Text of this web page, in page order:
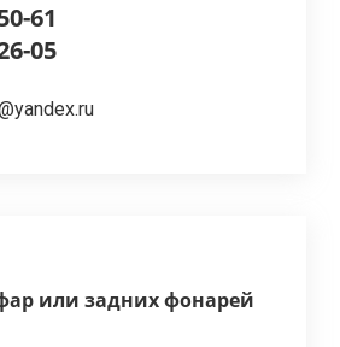
61
05
или задних фонарей